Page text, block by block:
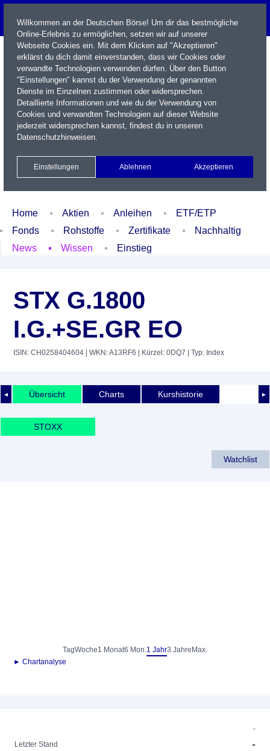
Name / WKN / ISIN / Kürzel
Xetra Realtime
Watchlist Portfolio Login
Home Aktien Anleihen
ETF/ETP
Fonds
Rohstoffe Zertifikate
Nachhaltig
News
Wissen Einstieg
STX G.1800
I.G.+SE.GR EO
ISIN: CH0258404604 | WKN: A13RF6 | Kürzel: 0DQ7 | Typ: Index
◄ ►
Übersicht Charts Kurshistorie
STOXX
Watchlist
TagWoche1 Monat6 Mon.1 Jahr3 Jahre Max.
► Chartanalyse
-
Letzter Stand
-
Willkommen an der Deutschen Börse! Um dir das bestmögliche
Online-Erlebnis zu ermöglichen, setzen wir auf unserer
Webseite Cookies ein. Mit dem Klicken auf "Akzeptieren"
erklärst du dich damit einverstanden, dass wir Cookies oder
verwandte Technologien verwenden dürfen. Über den Button
"Einstellungen" kannst du der Verwendung der genannten
Dienste im Einzelnen zustimmen oder widersprechen.
Detaillierte Informationen und wie du der Verwendung von
Cookies und verwandten Technologien auf dieser Website
jederzeit widersprechen kannst, findest du in unseren
Datenschutzhinweisen.
Einstellungen Ablehnen Akzeptieren